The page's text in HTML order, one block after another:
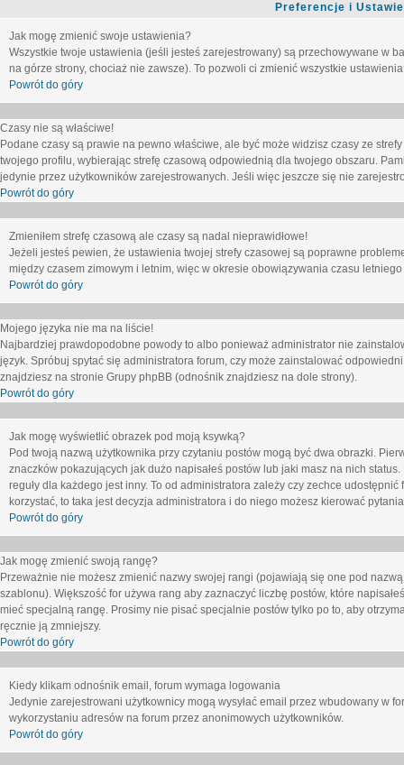
Preferencje i
Jak mogę zmienić swoje ustawienia?
Wszystkie twoje ustawienia (jeśli jesteś zarejestrowany) są przechowywane w
na górze strony, chociaż nie zawsze). To pozwoli ci zmienić wszystkie
Powrót do góry
Czasy nie są właściwe!
Podane czasy są prawie na pewno właściwe, ale być może widzisz czasy ze
twojego profilu, wybierając strefę czasową odpowiednią dla twojego obszaru.
jedynie przez użytkowników zarejestrowanych. Jeśli więc jeszcze się nie
Powrót do góry
Zmieniłem strefę czasową ale czasy są nadal nieprawidłowe!
Jeżeli jesteś pewien, że ustawienia twojej strefy czasowej są poprawne
między czasem zimowym i letnim, więc w okresie obowiązywania czasu
Powrót do góry
Mojego języka nie ma na liście!
Najbardziej prawdopodobne powody to albo ponieważ administrator nie
język. Spróbuj spytać się administratora forum, czy może zainstalować
znajdziesz na stronie Grupy phpBB (odnośnik znajdziesz na dole strony).
Powrót do góry
Jak mogę wyświetlić obrazek pod moją ksywką?
Pod twoją nazwą użytkownika przy czytaniu postów mogą być dwa obrazki.
znaczków pokazujących jak dużo napisałeś postów lub jaki masz na nich
reguły dla każdego jest inny. To od administratora zależy czy zechce
korzystać, to taka jest decyzja administratora i do niego możesz kierować
Powrót do góry
Jak mogę zmienić swoją rangę?
Przeważnie nie możesz zmienić nazwy swojej rangi (pojawiają się one pod
szablonu). Większość for używa rang aby zaznaczyć liczbę postów, które
mieć specjalną rangę. Prosimy nie pisać specjalnie postów tylko po to, aby
ręcznie ją zmniejszy.
Powrót do góry
Kiedy klikam odnośnik email, forum wymaga logowania
Jedynie zarejestrowani użytkownicy mogą wysyłać email przez wbudowany w
wykorzystaniu adresów na forum przez anonimowych użytkowników.
Powrót do góry